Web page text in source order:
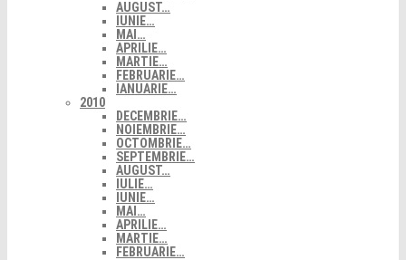
AUGUST…
IUNIE…
MAI…
APRILIE…
MARTIE…
FEBRUARIE…
IANUARIE…
2010
DECEMBRIE…
NOIEMBRIE…
OCTOMBRIE…
SEPTEMBRIE…
AUGUST…
IULIE…
IUNIE…
MAI…
APRILIE…
MARTIE…
FEBRUARIE…